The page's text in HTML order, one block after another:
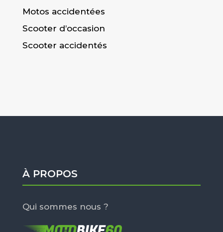
Motos accidentées
Scooter d’occasion
Scooter accidentés
À PROPOS
Qui sommes nous ?